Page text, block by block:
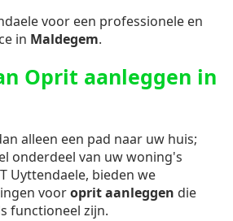
voor een professionele en
in Maldegem.
Oprit aanleggen in
alleen een pad naar uw huis;
onderdeel van uw woning's
Uyttendaele, bieden we
vooroprit aanleggen die
functioneel zijn.